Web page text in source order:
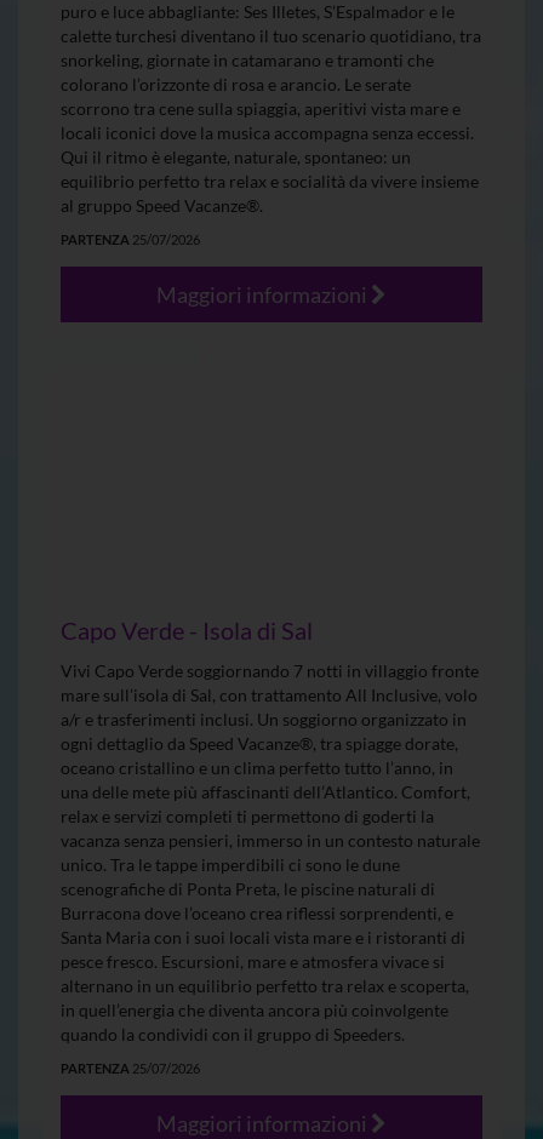
puro e luce abbagliante: Ses Illetes, S’Espalmador e le
calette turchesi diventano il tuo scenario quotidiano, tra
snorkeling, giornate in catamarano e tramonti che
colorano l’orizzonte di rosa e arancio. Le serate
scorrono tra cene sulla spiaggia, aperitivi vista mare e
locali iconici dove la musica accompagna senza eccessi.
Qui il ritmo è elegante, naturale, spontaneo: un
equilibrio perfetto tra relax e socialità da vivere insieme
al gruppo Speed Vacanze®.
PARTENZA 25/07/2026
Maggiori informazioni
Capo Verde - Isola di Sal
Vivi Capo Verde soggiornando 7 notti in villaggio fronte
mare sull’isola di Sal, con trattamento All Inclusive, volo
a/r e trasferimenti inclusi. Un soggiorno organizzato in
ogni dettaglio da Speed Vacanze®, tra spiagge dorate,
oceano cristallino e un clima perfetto tutto l’anno, in
una delle mete più affascinanti dell’Atlantico. Comfort,
relax e servizi completi ti permettono di goderti la
vacanza senza pensieri, immerso in un contesto naturale
unico. Tra le tappe imperdibili ci sono le dune
scenografiche di Ponta Preta, le piscine naturali di
Burracona dove l’oceano crea riflessi sorprendenti, e
Santa Maria con i suoi locali vista mare e i ristoranti di
pesce fresco. Escursioni, mare e atmosfera vivace si
alternano in un equilibrio perfetto tra relax e scoperta,
in quell’energia che diventa ancora più coinvolgente
quando la condividi con il gruppo di Speeders.
PARTENZA 25/07/2026
Maggiori informazioni